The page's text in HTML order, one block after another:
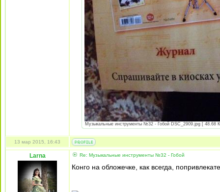
Музыкальные инструменты №32 - Гобой DSC_2909.jpg [ 48.68
13 мар 2015, 16:43
Larna Re: Музыкальные инструменты №32 - Гобой
Конго на обложечке, как всегда,